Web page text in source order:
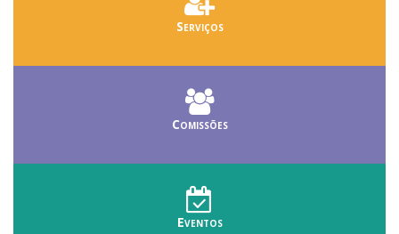
Serviços
Comissões
Eventos